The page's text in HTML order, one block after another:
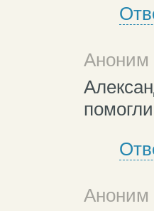
Аноним
Аноним